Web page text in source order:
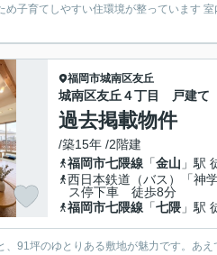
め子育てしやすい住環境が整っています
福岡市城南区友丘
城南区友丘４丁目 戸建て
過去掲載物件
/築15年 /2階建
福岡市七隈線 「金山 」駅
西日本鉄道（バス）「神
ス停下車 徒歩8分
福岡市七隈線 「七隈 」駅
、91坪のゆとりある敷地が魅力です。あ